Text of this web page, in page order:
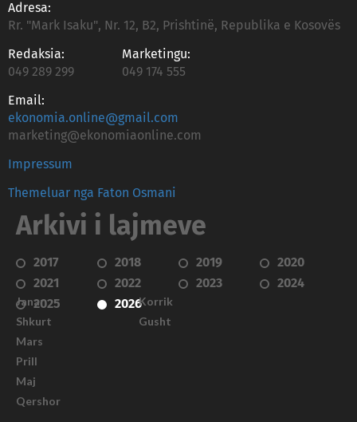
Adresa:
Rr. "Mark Isaku", Nr. 12, B2, Prishtinë, Republika e Kosovës
Redaksia:
049 289 299
Marketingu:
049 174 555
Email:
ekonomia.online@gmail.com
marketing@ekonomiaonline.com
Impressum
Themeluar nga Faton Osmani
Arkivi i lajmeve
2017 2018 2019
2020
2021
2022 2023
2024
2025
2026
Janar
Shkurt
Mars
Prill
Maj
Qershor
Korrik
Gusht